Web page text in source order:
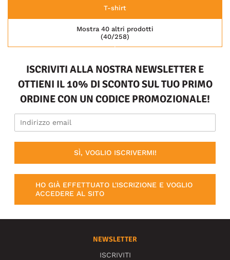
T-shirt
(40/258)
Mostra 40 altri prodotti
ISCRIVITI ALLA NOSTRA NEWSLETTER E
OTTIENI IL 10% DI SCONTO SUL TUO PRIMO
ORDINE CON UN CODICE PROMOZIONALE!
SÌ, VOGLIO ISCRIVERMI!
HO GIÀ EFFETTUATO L'ISCRIZIONE E VOGLIO
ACCEDERE AL SITO
NEWSLETTER
ISCRIVITI